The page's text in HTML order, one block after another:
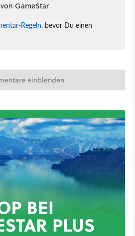
GameStar
Regeln, bevor Du einen
einblenden